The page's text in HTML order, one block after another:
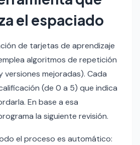
el espaciado
de tarjetas de aprendizaje
algoritmos de repetición
versiones mejoradas). Cada
(de 0 a 5) que indica
En base a esa
la siguiente revisión.
el proceso es automático: